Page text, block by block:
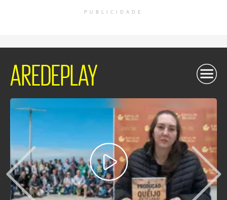
PUBLICIDADE
AREDEPLAY